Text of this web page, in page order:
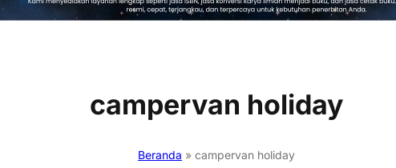
campervan holiday
Beranda » campervan holiday